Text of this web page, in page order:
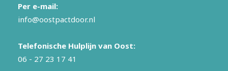
Per e-mail:
info@oostpactdoor.nl
Telefonische Hulplijn van Oost:
06 - 27 23 17 41